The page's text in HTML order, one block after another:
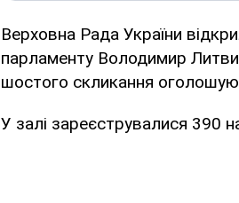
Верховна Рада України
парламенту Володимир
шостого скликання
У залі зареєструвалися 390